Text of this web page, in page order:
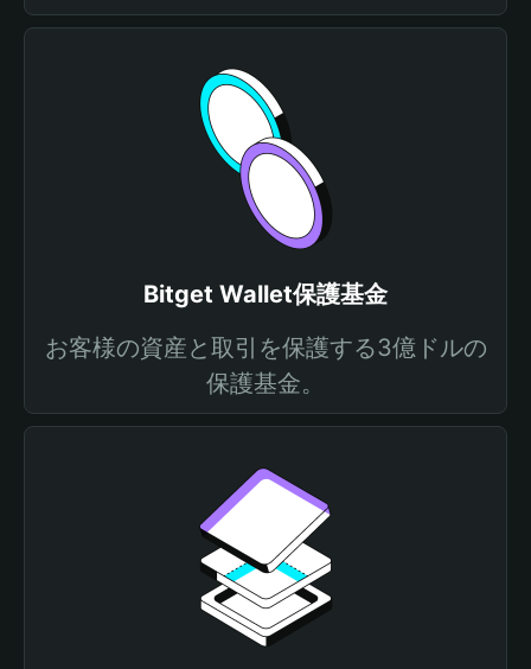
Bitget Wallet保護基金
お客様の資産と取引を保護する3億ドルの
保護基金。